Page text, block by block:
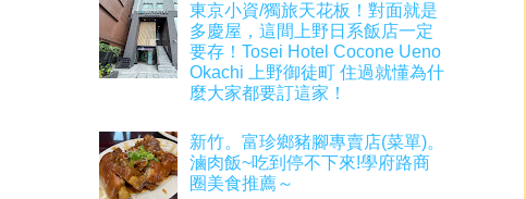
東京小資/獨旅天花板！對面就是
多慶屋，這間上野日系飯店一定
要存！Tosei Hotel Cocone Ueno
Okachi 上野御徒町 住過就懂為什
麼大家都要訂這家！
新竹。富珍鄉豬腳專賣店(菜單)。
滷肉飯~吃到停不下來!學府路商
圈美食推薦～